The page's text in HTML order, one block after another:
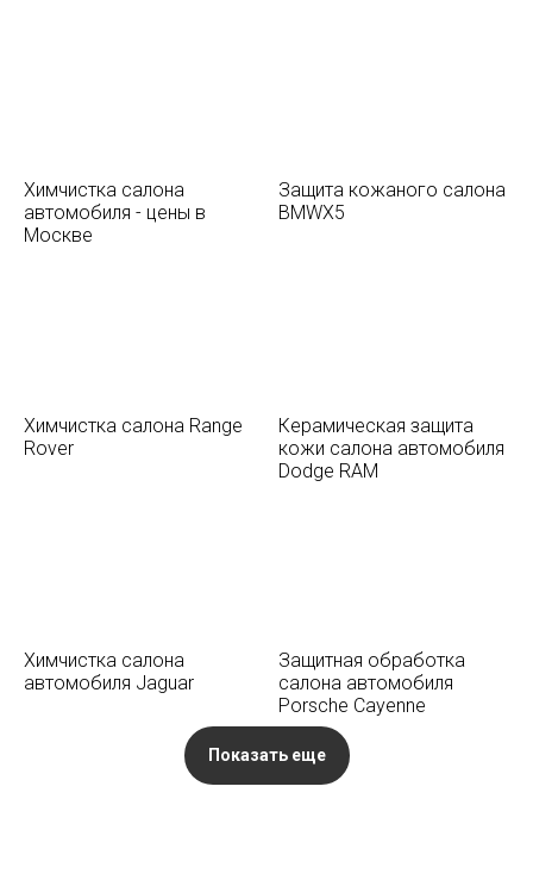
Химчистка салона
автомобиля - цены в
Москве
Защита кожаного салона
BMWX5
Химчистка салона Range
Rover
Керамическая защита
кожи салона автомобиля
Dodge RAM
Химчистка салона
автомобиля Jaguar
Защитная обработка
салона автомобиля
Porsche Cayenne
Показать еще